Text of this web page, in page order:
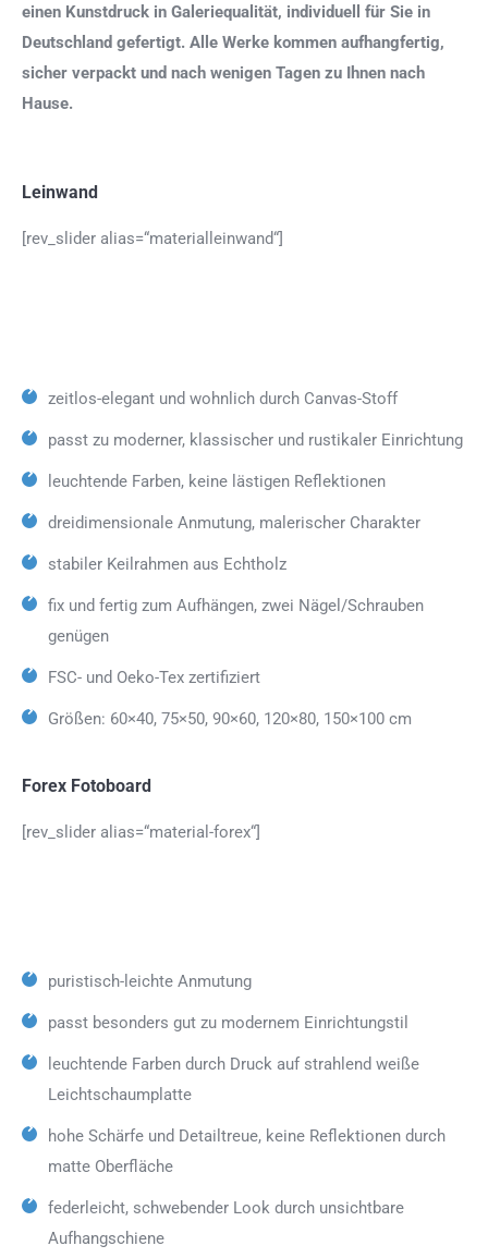
einen Kunstdruck in Galeriequalität, individuell für Sie in
Deutschland gefertigt. Alle Werke kommen aufhangfertig,
sicher verpackt und nach wenigen Tagen zu Ihnen nach
Hause.
Leinwand
[rev_slider alias=“materialleinwand“]
zeitlos-elegant und wohnlich durch Canvas-Stoff
passt zu moderner, klassischer und rustikaler Einrichtung
leuchtende Farben, keine lästigen Reflektionen
dreidimensionale Anmutung, malerischer Charakter
stabiler Keilrahmen aus Echtholz
fix und fertig zum Aufhängen, zwei Nägel/Schrauben
genügen
FSC- und Oeko-Tex zertifiziert
Größen: 60×40, 75×50, 90×60, 120×80, 150×100 cm
Forex Fotoboard
[rev_slider alias=“material-forex“]
puristisch-leichte Anmutung
passt besonders gut zu modernem Einrichtungstil
leuchtende Farben durch Druck auf strahlend weiße
Leichtschaumplatte
hohe Schärfe und Detailtreue, keine Reflektionen durch
matte Oberfläche
federleicht, schwebender Look durch unsichtbare
Aufhangschiene